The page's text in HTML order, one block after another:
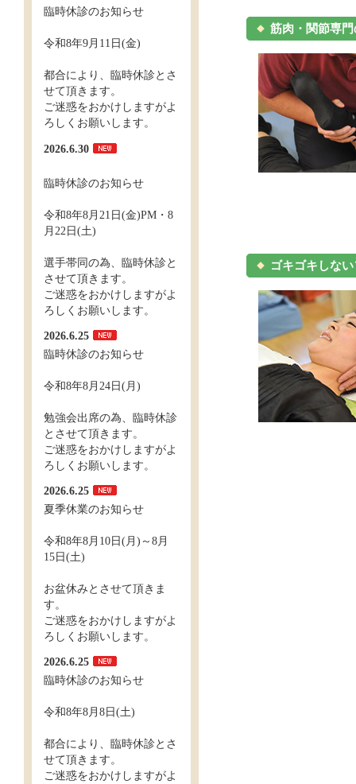
筋肉・関節専
ゴキゴキしな
臨時休診のお知らせ
令和8年9月11日(金)
都合により、臨時休診とさ
せて頂きます。
ご迷惑をおかけしますがよ
ろしくお願いします。
2026.6.30
臨時休診のお知らせ
令和8年8月21日(金)PM・8
月22日(土)
選手帯同の為、臨時休診と
させて頂きます。
ご迷惑をおかけしますがよ
ろしくお願いします。
2026.6.25
臨時休診のお知らせ
令和8年8月24日(月)
勉強会出席の為、臨時休診
とさせて頂きます。
ご迷惑をおかけしますがよ
ろしくお願いします。
2026.6.25
夏季休業のお知らせ
令和8年8月10日(月)～8月
15日(土)
お盆休みとさせて頂きま
す。
ご迷惑をおかけしますがよ
ろしくお願いします。
2026.6.25
臨時休診のお知らせ
令和8年8月8日(土)
都合により、臨時休診とさ
せて頂きます。
ご迷惑をおかけしますがよ